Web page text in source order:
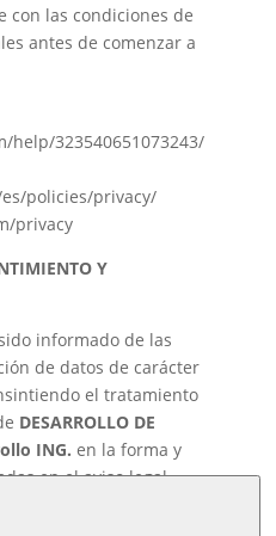
con las condiciones de
antes de comenzar a
help/323540651073243/
policies/privacy/
privacy
Y
informado de las
de datos de carácter
el tratamiento
DESARROLLO DE
ING. en la forma y
en el aviso legal.
comunicado a lo largo